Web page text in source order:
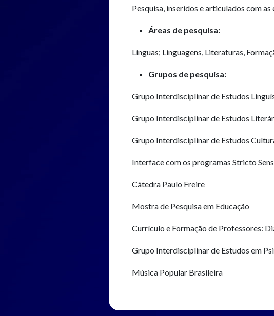
Pesquisa, inseridos e articulados com
Áreas de pesquisa:
Línguas; Linguagens, Literaturas,
Grupos de pesquisa:
Grupo Interdisciplinar de Estudos
Grupo Interdisciplinar de Estudos
Grupo Interdisciplinar de Estudos
Interface com os programas Stricto
Cátedra Paulo Freire
Mostra de Pesquisa em Educação
Currículo e Formação de Professores:
Grupo Interdisciplinar de Estudos em
Música Popular Brasileira